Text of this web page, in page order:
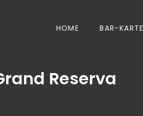
HOME BAR-KARTE
Reserva